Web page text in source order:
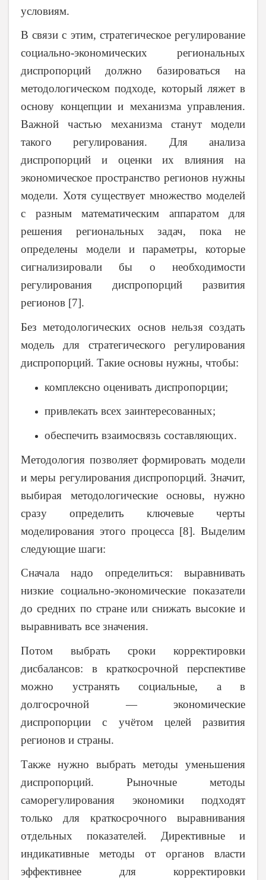
условиям.
В связи с этим, стратегическое регулирование
социально-экономических региональных
диспропорций должно базироваться на
методологическом подходе, который ляжет в
основу концепции и механизма управления.
Важной частью механизма станут модели
такого регулирования. Для анализа
диспропорций и оценки их влияния на
экономическое пространство регионов нужны
модели. Хотя существует множество моделей
с разным математическим аппаратом для
решения региональных задач, пока не
определены модели и параметры, которые
сигнализировали бы о необходимости
регулирования диспропорций развития
регионов [7].
Без методологических основ нельзя создать
модель для стратегического регулирования
диспропорций. Такие основы нужны, чтобы:
комплексно оценивать диспропорции;
привлекать всех заинтересованных;
обеспечить взаимосвязь составляющих.
Методология позволяет формировать модели
и меры регулирования диспропорций. Значит,
выбирая методологические основы, нужно
сразу определить ключевые черты
моделирования этого процесса [8]. Выделим
следующие шаги:
Сначала надо определиться: выравнивать
низкие социально-экономические показатели
до средних по стране или снижать высокие и
выравнивать все значения.
Потом выбрать сроки корректировки
дисбалансов: в краткосрочной перспективе
можно устранять социальные, а в
долгосрочной — экономические
диспропорции с учётом целей развития
регионов и страны.
Также нужно выбрать методы уменьшения
диспропорций. Рыночные методы
саморегулирования экономики подходят
только для краткосрочного выравнивания
отдельных показателей. Директивные и
индикативные методы от органов власти
эффективнее для корректировки